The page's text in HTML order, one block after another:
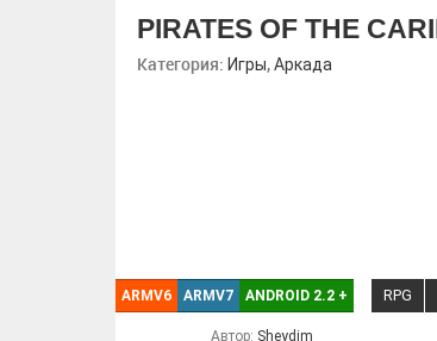
PIRATES OF THE
Категория: Игры,Аркада
ARMV6 ARMV7 ANDROID 2.2 + RPG
Автор: Sheydim